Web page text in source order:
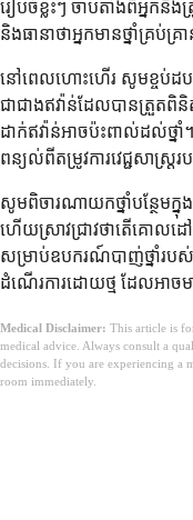
រៀបចំខ្លះៗ ចាប់តាំងពីអ្នក
និងធានាថាអ្នកមានថ្នាំគ្រប់
នៅពេលហោះហើរ សូមខ្ចប់ដប
ជាជាងឥវ៉ាន់ដែលបានត្រួតពិនិ
ដាក់ឥវ៉ាន់អាចប៉ះពាល់ដល់ថ្ន
ពន្យល់ពីតម្រូវការវេជ្ជសាស្ត្រ
សូមពិចារណាយកថ្នាំបន្ថែមក្នុ
ហើយស្រាវជ្រាវថាតើគោលដៅ
សម្រាប់ឧបករណ៍បាញ់ថ្នាំរប
ដំណើរការដោយថ្ម ដែលអាច
Medical Disclaimer: This article is
medical advice. Always consult a
decisions. If you are experiencing a
room immediately.